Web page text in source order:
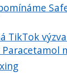
TikTok